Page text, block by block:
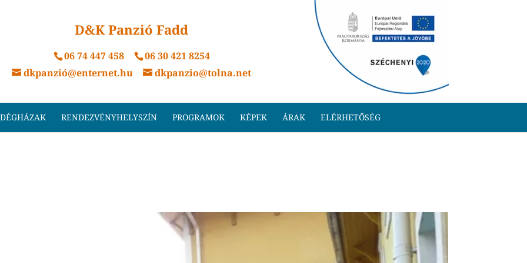
D&K Panzió Fadd
06 74 447 458
06 30 421 8254
dkpanzió@enternet.hu
dkpanzio@tolna.net
RENDEZVÉNYHELYSZÍN PROGRAMOK KÉPEK ÁRAK ELÉRHETŐSÉG